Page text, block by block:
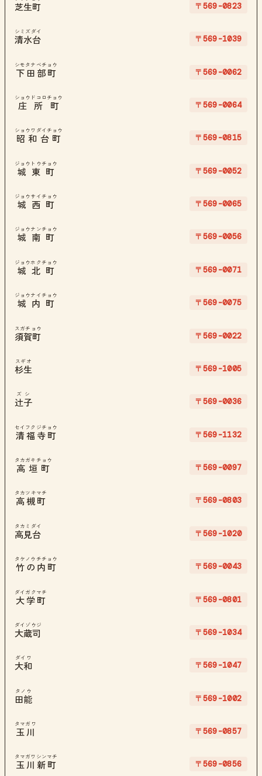
芝生町 〒569-0823
清水台
シミズダイ
〒569-1039
下田部町
シモタナベチョウ
〒569-0062
庄所町
ショウドコロチョウ
〒569-0064
昭和台町
ショウワダイチョウ
〒569-0815
城東町
ジョウトウチョウ
〒569-0052
城西町
ジョウサイチョウ
〒569-0065
城南町
ジョウナンチョウ
〒569-0056
城北町
ジョウホクチョウ
〒569-0071
城内町
ジョウナイチョウ
〒569-0075
須賀町
スガチョウ
〒569-0022
杉生
スギオ
〒569-1005
辻子
ズシ
〒569-0036
清福寺町
セイフクジチョウ
〒569-1132
高垣町
タカガキチョウ
〒569-0097
高槻町
タカツキマチ
〒569-0803
高見台
タカミダイ
〒569-1020
竹の内町
タケノウチチョウ
〒569-0043
大学町
ダイガクマチ
〒569-0801
大蔵司
ダイゾウジ
〒569-1034
大和
ダイワ
〒569-1047
田能
タノウ
〒569-1002
玉川
タマガワ
〒569-0857
玉川新町
タマガワシンマチ
〒569-0856